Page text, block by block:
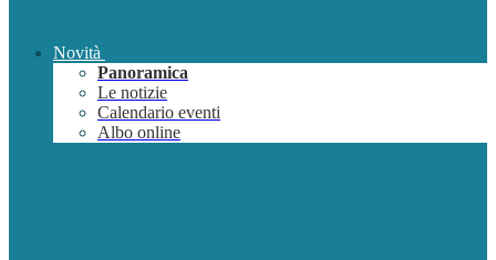
Novità
Panoramica
Le notizie
Calendario eventi
Albo online